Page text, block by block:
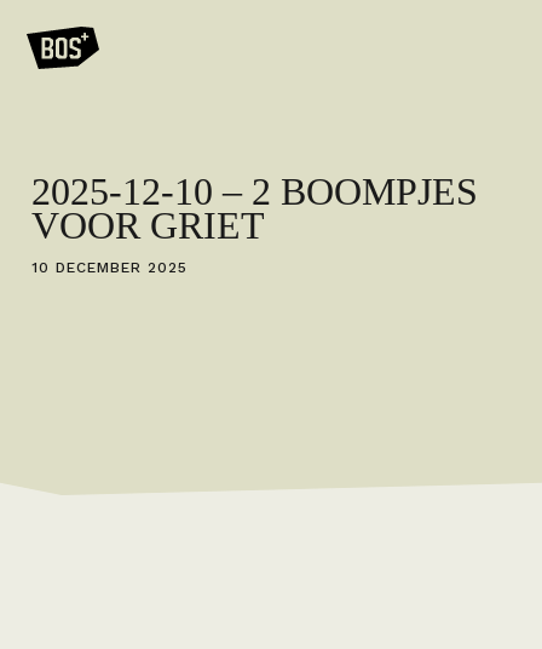
2025-12-10 – 2 BOOMPJES
VOOR GRIET
10 DECEMBER 2025